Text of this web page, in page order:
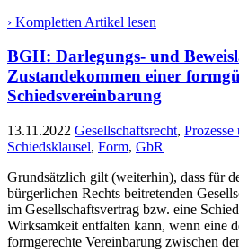
› Kompletten Artikel lesen
BGH: Darlegungs- und
Zustandekommen einer
Schiedsvereinbarung
13.11.2022 Gesellschaftsrecht,
Schiedsklausel, Form, GbR
Grundsätzlich gilt (weiterhin), dass für
bürgerlichen Rechts beitretenden
im Gesellschaftsvertrag bzw. eine
Wirksamkeit entfalten kann, wenn eine
formgerechte Vereinbarung zwischen